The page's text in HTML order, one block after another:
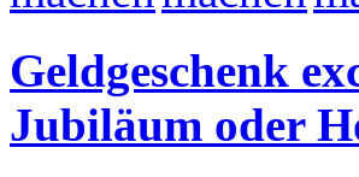
Geldgeschenk
Jubiläum oder